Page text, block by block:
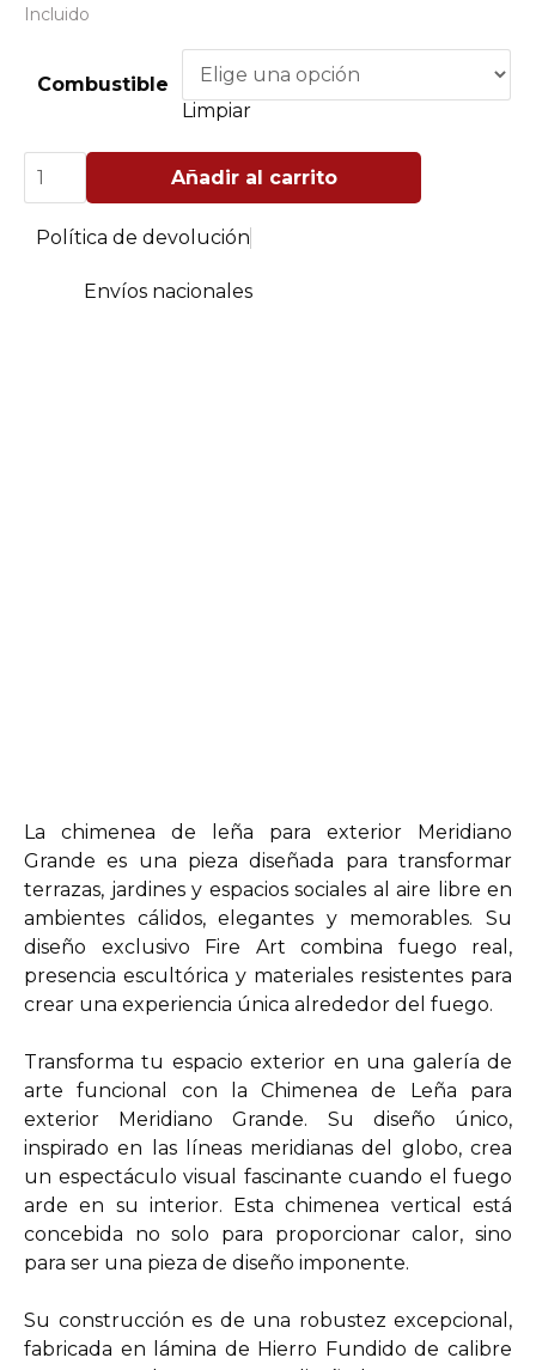
desde
$
hasta
Incluido
Combustible
Limpiar
Meridiano
Grande
cantidad
Añadir al carrito
Política de devolución
Envíos nacionales
La chimenea de leña para exterior Meridiano
Grande es una pieza diseñada para transformar
terrazas, jardines y espacios sociales al aire libre en
ambientes cálidos, elegantes y memorables. Su
diseño exclusivo Fire Art combina fuego real,
presencia escultórica y materiales resistentes para
crear una experiencia única alrededor del fuego.
Transforma tu espacio exterior en una galería de
arte funcional con la Chimenea de Leña para
exterior Meridiano Grande. Su diseño único,
inspirado en las líneas meridianas del globo, crea
un espectáculo visual fascinante cuando el fuego
arde en su interior. Esta chimenea vertical está
concebida no solo para proporcionar calor, sino
para ser una pieza de diseño imponente.
Su construcción es de una robustez excepcional,
fabricada en lámina de Hierro Fundido de calibre